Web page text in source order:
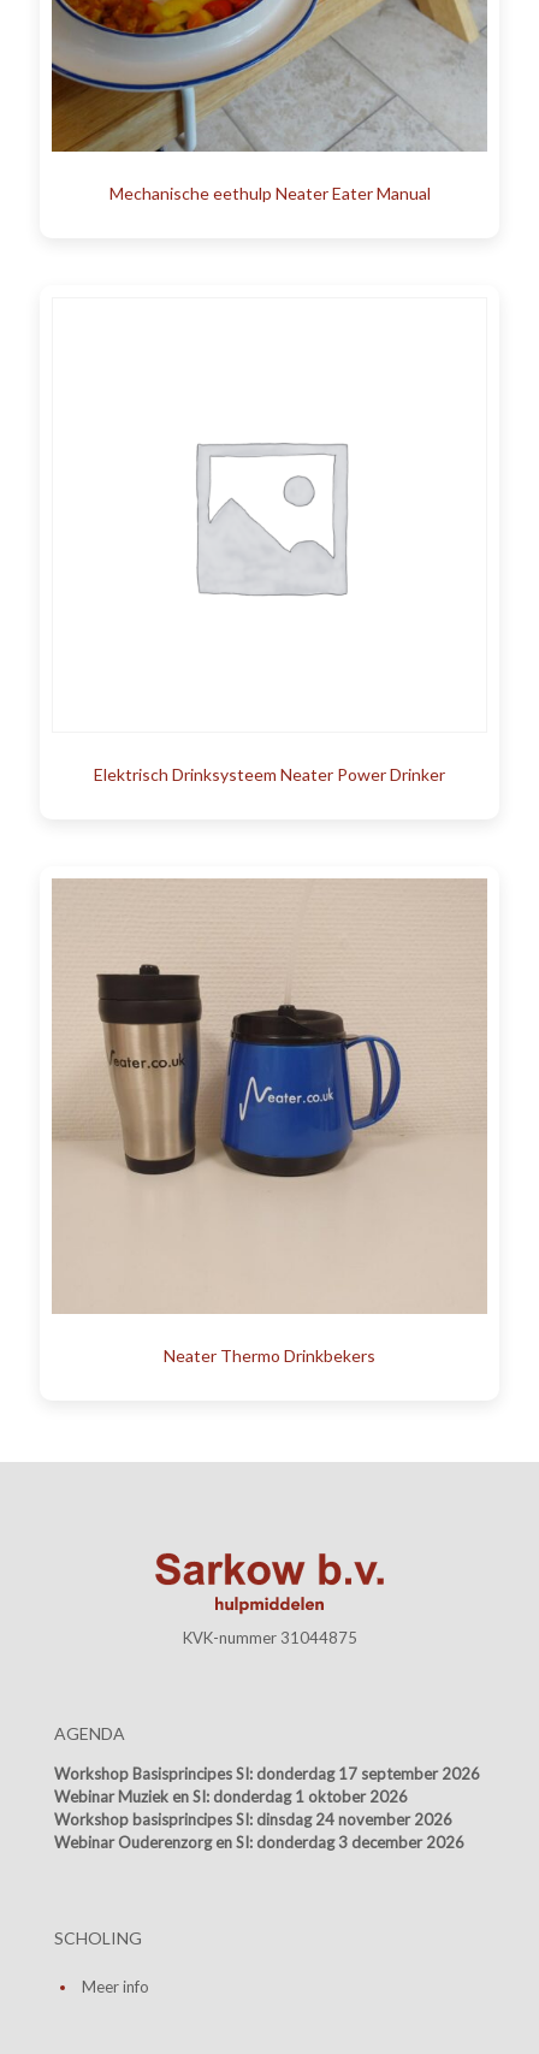
Mechanische eethulp Neater Eater Manual
Elektrisch Drinksysteem Neater Power Drinker
Neater Thermo Drinkbekers
KVK-nummer 31044875
AGENDA
Workshop Basisprincipes SI: donderdag 17 september 2026
Webinar Muziek en SI: donderdag 1 oktober 2026
Workshop basisprincipes SI: dinsdag 24 november 2026
Webinar Ouderenzorg en SI: donderdag 3 december 2026
SCHOLING
Meer info